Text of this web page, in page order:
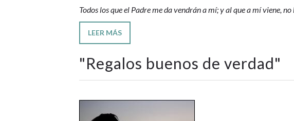
Todos los que el Padre me da vendrán a mí; y al que a mí viene,
LEER MÁS
"Regalos buenos de verdad"